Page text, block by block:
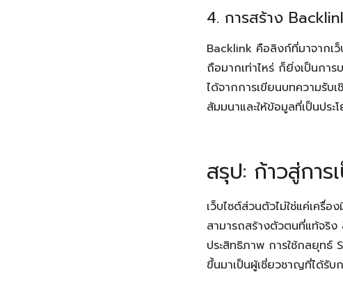
4. การสร้าง
Backlink คือลิงก์ที่มาจากเ
ถือมากเท่าไหร่ ก็ยิ่งเป็นก
ได้จากการเขียนบทความรับ
สัมมนาและให้ข้อมูลที่เป็นประ
สรุป: ก้าวสู่กา
เว็บไซต์ส่วนตัวไม่ใช่แค่เครื่อ
สามารถสร้างตัวตนที่แท้จริ
ประสิทธิภาพ การใช้กลยุทธ์
ขึ้นมาเป็นผู้เชี่ยวชาญที่ได้รับ